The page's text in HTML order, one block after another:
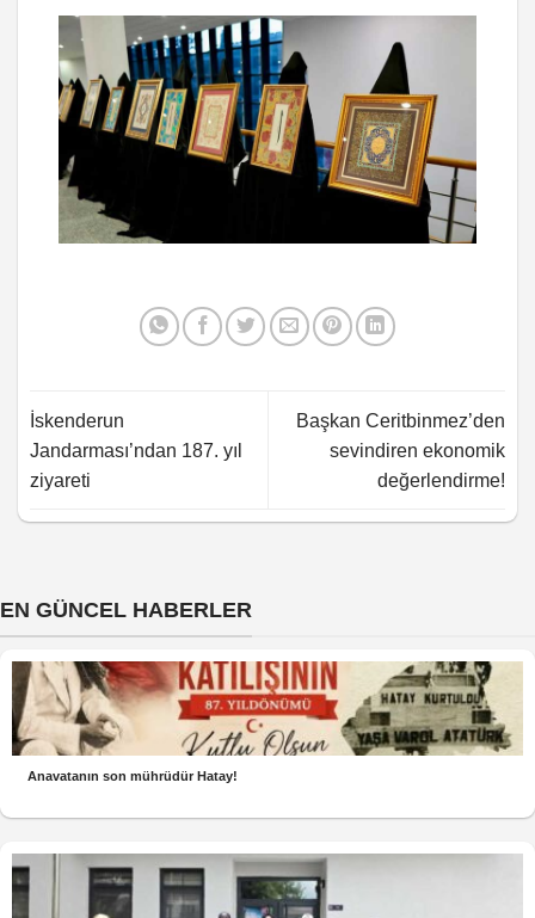
İskenderun
Jandarması’ndan 187. yıl
ziyareti
Başkan Ceritbinmez’den
sevindiren ekonomik
değerlendirme!
EN GÜNCEL HABERLER
Anavatanın son mührüdür Hatay!